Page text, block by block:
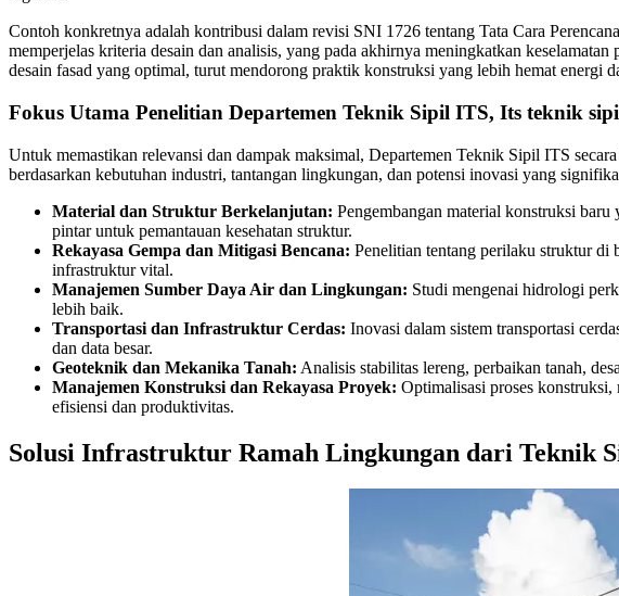
Contoh konkretnya adalah kontribusi dalam revisi SNI 1726 tentang Tata Cara
memperjelas kriteria desain dan analisis, yang pada akhirnya meningkatkan
desain fasad yang optimal, turut mendorong praktik konstruksi yang lebih hemat energi
Fokus Utama Penelitian Departemen Teknik Sipil ITS, Its teknik
Untuk memastikan relevansi dan dampak maksimal, Departemen Teknik Sipil ITS
berdasarkan kebutuhan industri, tantangan lingkungan, dan potensi inovasi yang
Material dan Struktur Berkelanjutan: Pengembangan material konstruksi
pintar untuk pemantauan kesehatan struktur.
Rekayasa Gempa dan Mitigasi Bencana: Penelitian tentang perilaku struktur di
infrastruktur vital.
Manajemen Sumber Daya Air dan Lingkungan: Studi mengenai hidrologi
lebih baik.
Transportasi dan Infrastruktur Cerdas: Inovasi dalam sistem transportasi
dan data besar.
Geoteknik dan Mekanika Tanah: Analisis stabilitas lereng, perbaikan tanah,
Manajemen Konstruksi dan Rekayasa Proyek: Optimalisasi proses
efisiensi dan produktivitas.
Solusi Infrastruktur Ramah Lingkungan dari Teknik